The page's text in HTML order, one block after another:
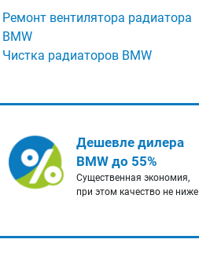
Ремонт вентилятора радиатора
BMW
Чистка радиаторов BMW
Дешевле дилера
BMW до 55%
Существенная экономия,
при этом качество не ниже